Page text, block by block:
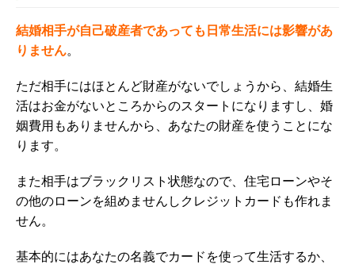
結婚相手が自己破産者であっても日常生活には影響があ
りません。
ただ相手にはほとんど財産がないでしょうから、結婚生
活はお金がないところからのスタートになりますし、 婚
姻費用もありませんから
、あなたの財産を使うことにな
ります。
また相手はブラックリスト状態なので、住宅ローンやそ
の他のローンを組めませんしクレジットカードも作れま
せん。
基本的にはあなたの名義でカードを使って生活するか、